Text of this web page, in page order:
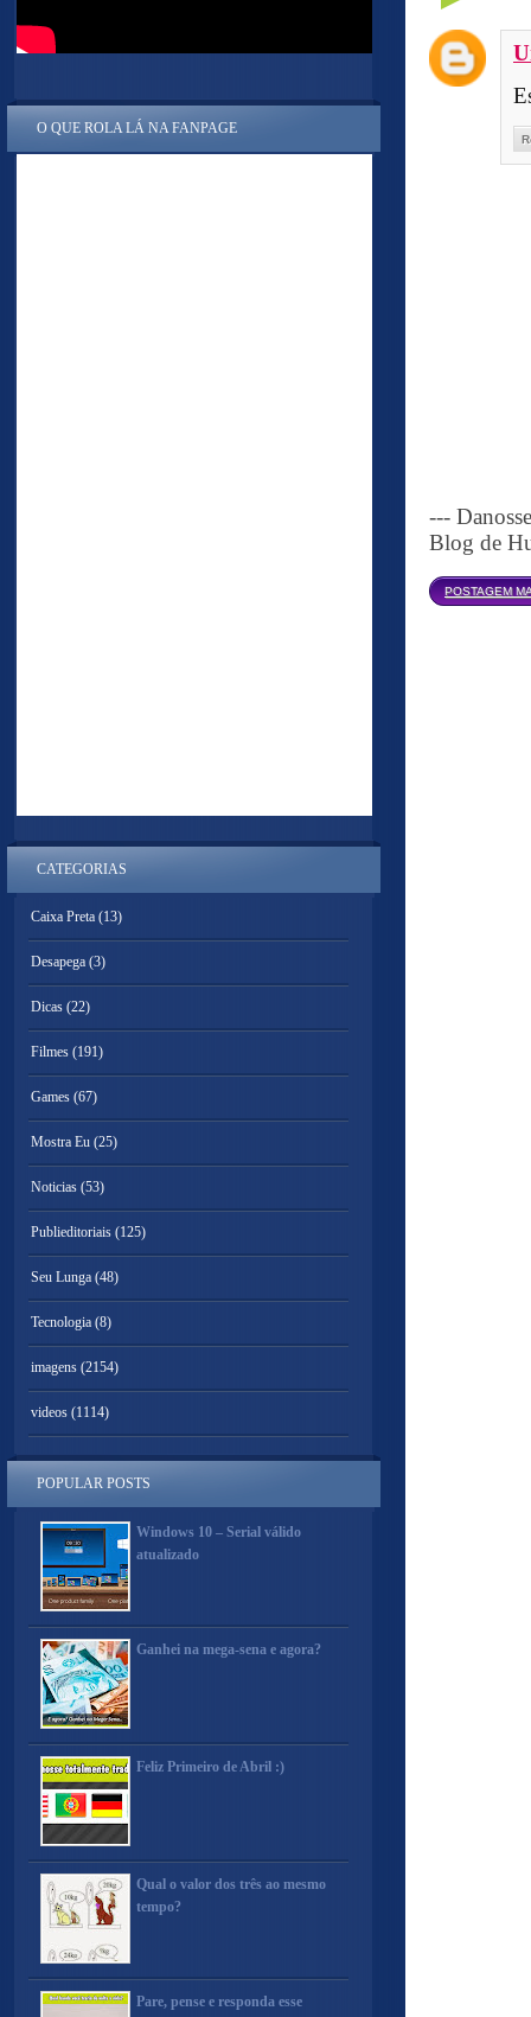
---
Blog de
POSTAGEM
O QUE ROLA LÁ NA FANPAGE
CATEGORIAS
Caixa Preta (13)
Desapega (3)
Dicas (22)
Filmes (191)
Games (67)
Mostra Eu (25)
Noticias (53)
Publieditoriais (125)
Seu Lunga (48)
Tecnologia (8)
imagens (2154)
videos (1114)
POPULAR POSTS
Windows 10 – Serial válido
atualizado
Ganhei na mega-sena e agora?
Feliz Primeiro de Abril :)
Qual o valor dos três ao mesmo
tempo?
Pare, pense e responda esse